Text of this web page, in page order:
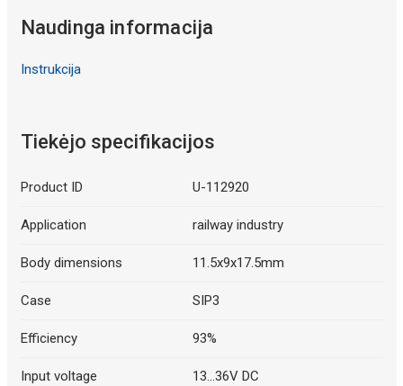
Naudinga informacija
Instrukcija
Tiekėjo specifikacijos
Product ID U-112920
Application railway industry
Body dimensions 11.5x9x17.5mm
Case SIP3
Efficiency 93%
Input voltage 13...36V DC